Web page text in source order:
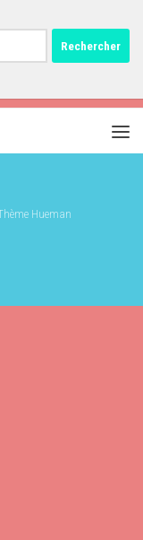
Hueman